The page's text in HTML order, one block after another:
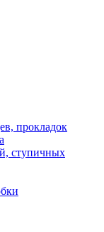
прокладок
ступичных